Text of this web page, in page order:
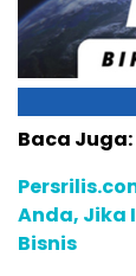
Baca Juga:
Anda, Jika
Bisnis